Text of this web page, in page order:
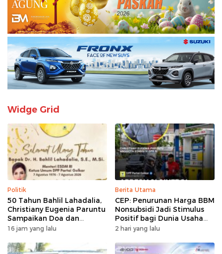
Widge Grid
Politik
50 Tahun Bahlil Lahadalia,
Christiany Eugenia Paruntu
Sampaikan Doa dan
Harapan
16 jam yang lalu
Berita Utama
CEP: Penurunan Harga BBM
Nonsubsidi Jadi Stimulus
Positif bagi Dunia Usaha
dan Pertumbuhan Ekonomi
2 hari yang lalu